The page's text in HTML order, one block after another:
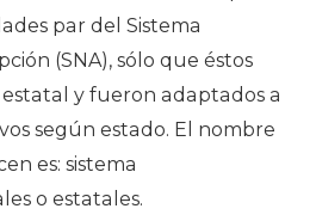
par del Sistema
(SNA), sólo que éstos
y fueron adaptados a
según estado. El nombre
es: sistema
o estatales.